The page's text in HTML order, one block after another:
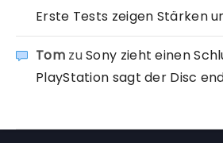
Erste Tests zeigen Stärken
TomzuSony zieht einen
PlayStation sagt der Disc